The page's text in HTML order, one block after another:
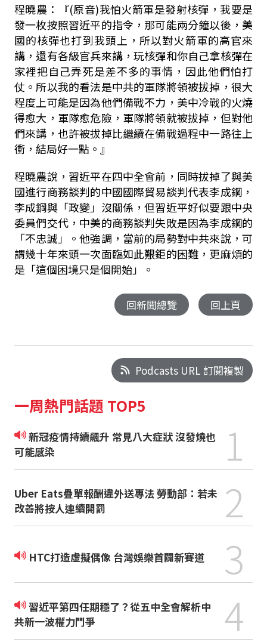
程曉農：『(原音)我怕火箭軍是發射核彈，我要是
發一枚按照習近平的指令，那可能兩分鐘以後，美
國的核彈也打到我頭上，所以對火箭軍的高官來
講，還有各級官兵來講，玩核彈和你自己拿核彈在
家裡把自己弄死是差不多的事情，因此他們怕打
仗。所以我的看法是中共的軍隊將領被拔掉，很大
程度上可能是因為他們備戰不力，美中冷戰的火燒
得愈大，軍隊愈危險，軍隊將領就被拔掉，但對他
們來講，也許被拔掉比繼續在備戰過程中一路往上
衝，結局好一點。』
程曉農說，習近平在四中全會前，同時拔掉了與美
國進行商務談判的中國國際貿易談判代表李成鋼，
李成鋼與「政變」沒關係，但習近平好似要跟中央
委員們交代，中美的商務談判失敗是因為李成鋼的
「不忠誠」。他強調，當前的局勢對中共來說，可
謂幾十年來頭一次面臨如此艱鉅的困難，更麻煩的
是「這個困境只是個開始」。
回新聞總覽 回上頁
Podcasts URL 訂閱複製
一周熱門話題 TOP5
新冠疫情持續飆升 常見八大症狀 沒發燒也
可能感染
1
Uber Eats疊單報酬違外送專法 勞動部：若未
改善將按人連續開罰
2
HTC打造虛擬偶像 台灣娛樂首闢新賽道 3
習近平第四任期穩了？從五中全會解析中
共新一波權力鬥爭
4